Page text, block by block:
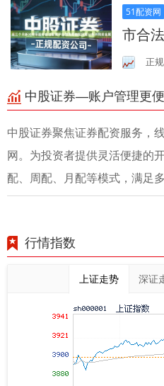
51配资网
市合
风险正
中股证券—账户管理更
中股证券聚焦证券配资服务，
网。为投资者提供灵活便捷的
配、周配、月配等模式，满足
行情指数
上证走势 深证